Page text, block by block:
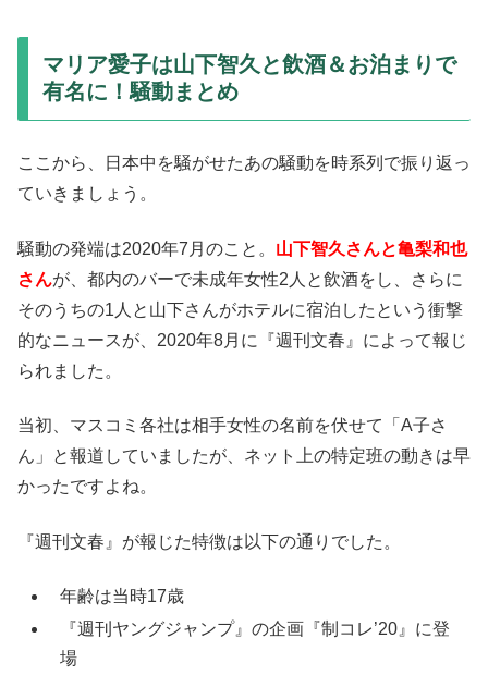
マリア愛子は山下智久と飲酒＆お泊まりで
有名に！騒動まとめ
ここから、日本中を騒がせたあの騒動を時系列で振り返っ
ていきましょう。
騒動の発端は2020年7月のこと。 山下智久さんと亀梨和也
さんが、都内のバーで未成年女性2人と飲酒をし、さらに
そのうちの1人と山下さんがホテルに宿泊したという衝撃
的なニュースが、2020年8月に『週刊文春』によって報じ
られました。
当初、マスコミ各社は相手女性の名前を伏せて「A子さ
ん」と報道していましたが、ネット上の特定班の動きは早
かったですよね。
『週刊文春』が報じた特徴は以下の通りでした。
年齢は当時17歳
『週刊ヤングジャンプ』の企画『制コレ’20』に登
場